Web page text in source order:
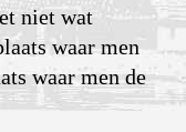
niet wat
waar men
waar men de